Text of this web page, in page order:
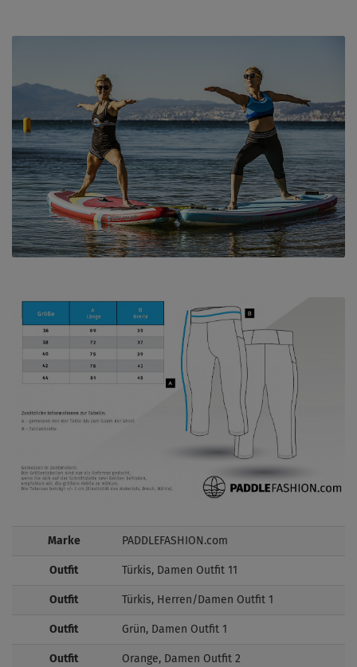
Marke PADDLEFASHION.com
Outfit Türkis, Damen Outfit 11
Outfit Türkis, Herren/Damen Outfit 1
Outfit Grün, Damen Outfit 1
Outfit Orange, Damen Outfit 2